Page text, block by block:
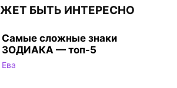
БЫТЬ ИНТЕРЕСНО
Самые сложные знаки
ЗОДИАКА — топ-5
Ева